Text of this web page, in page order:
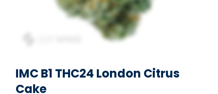
IMC B1 THC24 London Citrus
Cake